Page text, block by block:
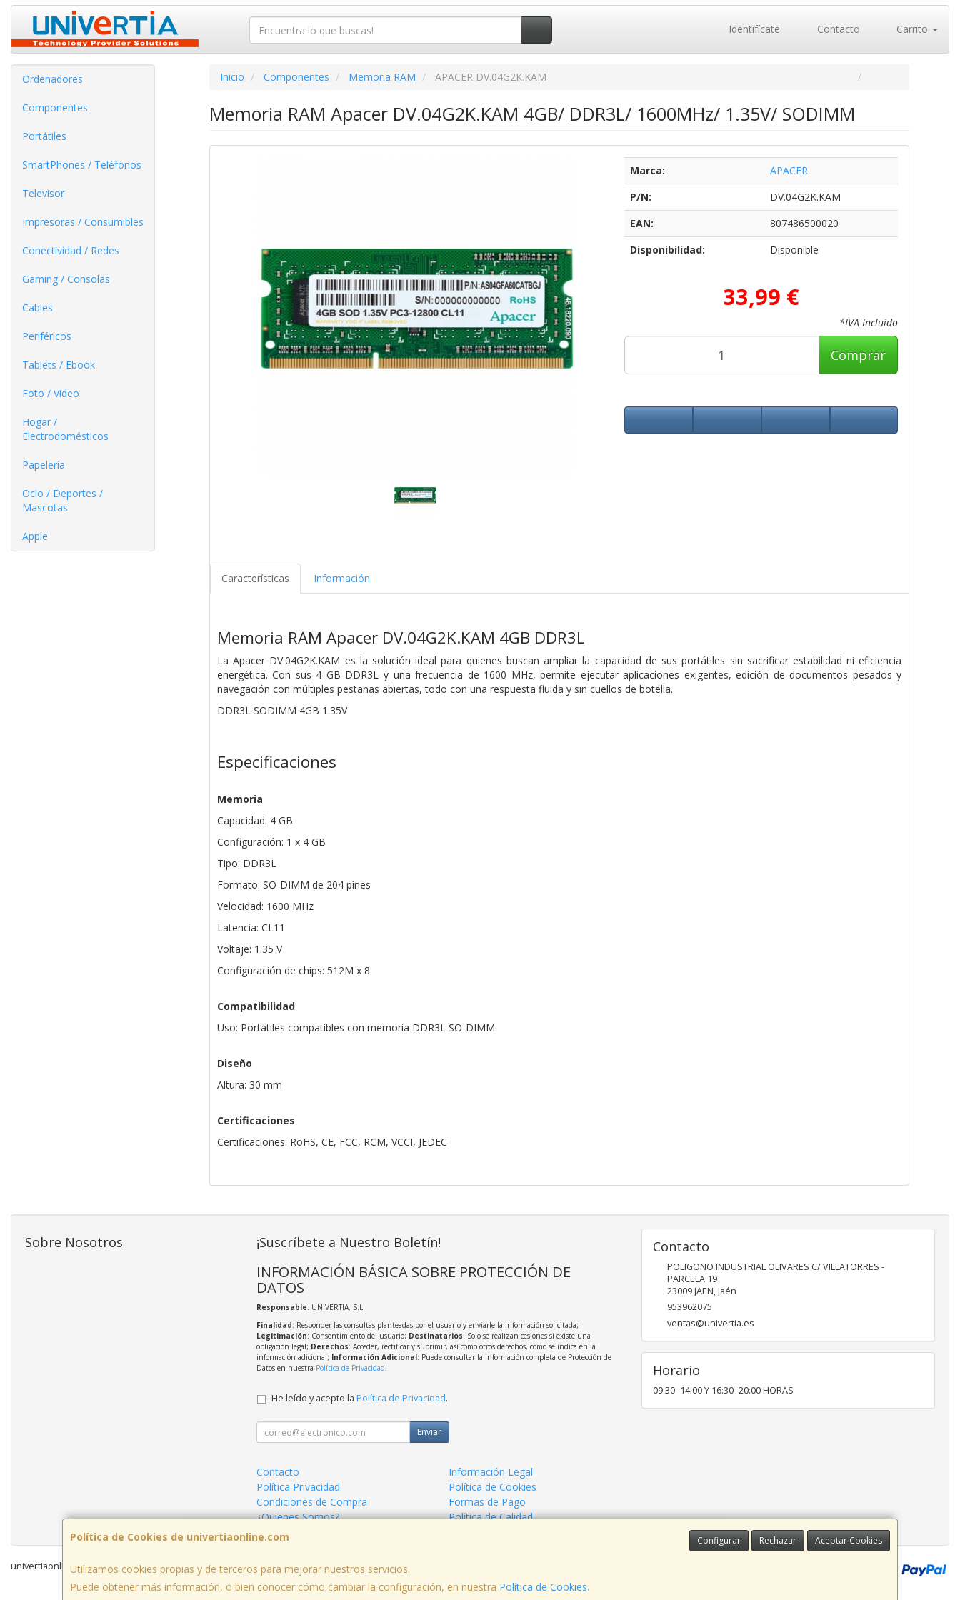
Identifícate Contacto Carrito
Ordenadores
Componentes
Portátiles
SmartPhones / Teléfonos
Televisor
Impresoras / Consumibles
Conectividad / Redes
Gaming / Consolas
Cables
Periféricos
Tablets / Ebook
Foto / Video
Hogar /
Electrodomésticos
Papelería
Ocio / Deportes /
Mascotas
Apple
Inicio Componentes Memoria RAM APACER DV.04G2K.KAM
Memoria RAM Apacer DV.04G2K.KAM 4GB/ DDR3L/ 1600MHz/ 1.35V/ SODIMM
Marca:
APACER
P/N:
DV.04G2K.KAM
EAN:
807486500020
Disponibilidad:
Disponible
33,99 €
*IVA Incluido
Comprar
Características Información
Memoria RAM Apacer DV.04G2K.KAM 4GB DDR3L
La Apacer DV.04G2K.KAM es la solución ideal para quienes buscan ampliar la capacidad de sus portátiles sin sacrificar estabilidad ni eficiencia
energética. Con sus 4 GB DDR3L y una frecuencia de 1600 MHz, permite ejecutar aplicaciones exigentes, edición de documentos pesados y
navegación con múltiples pestañas abiertas, todo con una respuesta fluida y sin cuellos de botella.
DDR3L SODIMM 4GB 1.35V
Especificaciones
Memoria
Capacidad: 4 GB
Configuración: 1 x 4 GB
Tipo: DDR3L
Formato: SO-DIMM de 204 pines
Velocidad: 1600 MHz
Latencia: CL11
Voltaje: 1.35 V
Configuración de chips: 512M x 8
Compatibilidad
Uso: Portátiles compatibles con memoria DDR3L SO-DIMM
Diseño
Altura: 30 mm
Certificaciones
Certificaciones: RoHS, CE, FCC, RCM, VCCI, JEDEC
Política de Cookies de univertiaonline.com Configurar Rechazar Aceptar Cookies
Utilizamos cookies propias y de terceros para mejorar nuestros servicios.
Puede obtener más información, o bien conocer cómo cambiar la configuración, en nuestra Política de Cookies.
Sobre Nosotros ¡Suscríbete a Nuestro Boletín!
INFORMACIÓN BÁSICA SOBRE PROTECCIÓN DE
DATOS
Responsable: UNIVERTIA, S.L.
Finalidad: Responder las consultas planteadas por el usuario y enviarle la información solicitada;
Legitimación: Consentimiento del usuario; Destinatarios: Solo se realizan cesiones si existe una
obligación legal; Derechos: Acceder, rectificar y suprimir, así como otros derechos, como se indica en la
información adicional; Información Adicional: Puede consultar la información completa de Protección de
Datos en nuestra Política de Privacidad.
He leído y acepto la Política de Privacidad.
Enviar
Contacto
Información Legal
Política Privacidad
Política de Cookies
Condiciones de Compra
Formas de Pago
¿Quienes Somos?
Política de Calidad
Contacto
POLIGONO INDUSTRIAL OLIVARES C/ VILLATORRES -
PARCELA 19
23009JAEN,Jaén
953962075
ventas@univertia.es
Horario
09:30 -14:00 Y 16:30- 20:00 HORAS
univertiaonline.com © 2026
, , , , España. - C.I.F.: B23639248 - Tfno: